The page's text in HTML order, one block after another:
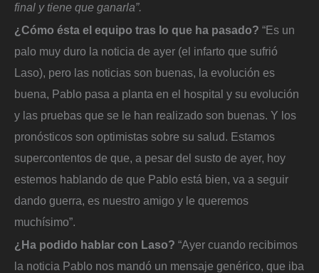
final y tiene que ganarla”.
¿Cómo ésta el equipo tras lo que ha pasado? “Es un
palo muy duro la noticia de ayer (el infarto que sufrió
Laso), pero las noticias son buenas, la evolución es
buena, Pablo pasa a planta en el hospital y su evolución
y las pruebas que se le han realizado son buenas. Y los
pronósticos son optimistas sobre su salud. Estamos
supercontentos de que, a pesar del susto de ayer, hoy
estemos hablando de que Pablo está bien, va a seguir
dando guerra, es nuestro amigo y le queremos
muchísimo”.
¿Ha podido hablar con Laso? “Ayer cuando recibimos
la noticia Pablo nos mandó un mensaje genérico, que iba